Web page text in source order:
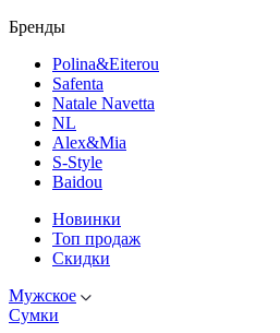
Бренды
Polina&Eiterou
Safenta
Natale Navetta
NL
Alex&Mia
S-Style
Baidou
Новинки
Топ продаж
Скидки
Мужское
Сумки